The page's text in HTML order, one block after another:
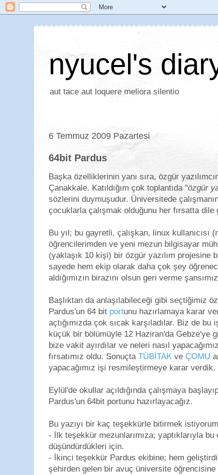
nyucel's
aut tace aut loquere meliora silentio
6 Temmuz 2009 Pazartesi
64bit Pardus
Başka özelliklerinin yanı sıra, özgür
Çanakkale. Katıldığım çok toplantıda "özgür
sözlerini duymuşudur. Üniversitede
çocuklarla çalışmak olduğunu her fırsatta dile
Bu yıl; bu gayretli, çalışkan, linux kullanıcısı
öğrencilerimden ve yeni mezun bilgisayar
(yaklaşık 10 kişi) bir özgür yazılım projesine
sayede hem ekip olarak daha çok şey
aldığımızın birazını olsun geri verme
Başlıktan da anlaşılabileceği gibi seçtiğimiz
Pardus'un 64 bit portunu hazırlamaya karar
açtığımızda çok sıcak karşıladılar. Biz de
küçük bir bölümüyle 12 Haziran'da Gebze'ye
bize vakit ayırdılar ve neleri nasıl
fırsatımız oldu. Sonuçta TÜBİTAK ve ÇOMU
yapacağımız işi resmileştirmeye karar verdik.
Eylül'de okullar açıldığında çalışmaya
Pardus'un 64bit portunu hazırlayacağız.
Bu yazıyı bir kaç teşekkürle bitirmek
- İlk teşekkür mezunlarımıza; yaptıklarıyla bu
düşündürdükleri için.
- İkinci teşekkür Pardus ekibine; hem
şehirden gelen bir avuç üniversite